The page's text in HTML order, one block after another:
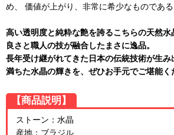
め、 価値が上がり、非常に希少なものである
高い透明度と純粋な艶を誇るこちらの天然
良さと職人の技が融合したまさに逸品。
長年受け継がれてきた日本の伝統技術が生
満ちた水晶の輝きを、ぜひお手元でご堪能く
【商品説明】
ストーン：水晶
産地：ブラジル